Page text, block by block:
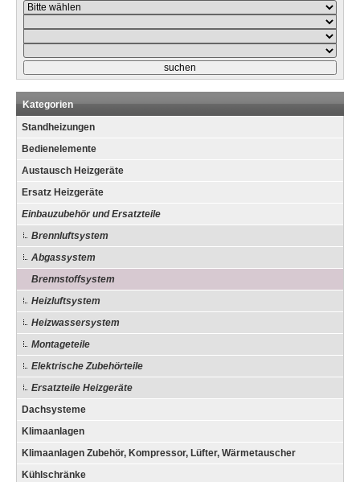
Kategorien
Standheizungen
Bedienelemente
Austausch Heizgeräte
Ersatz Heizgeräte
Einbauzubehör und Ersatzteile
Brennluftsystem
Abgassystem
Brennstoffsystem
Heizluftsystem
Heizwassersystem
Montageteile
Elektrische Zubehörteile
Ersatzteile Heizgeräte
Dachsysteme
Klimaanlagen
Klimaanlagen Zubehör, Kompressor, Lüfter, Wärmetauscher
Kühlschränke